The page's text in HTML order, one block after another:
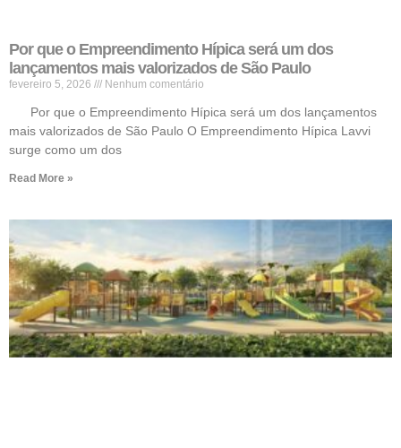
Por que o Empreendimento Hípica será um dos
lançamentos mais valorizados de São Paulo
fevereiro 5, 2026 Nenhum comentário
Por que o Empreendimento Hípica será um dos lançamentos
mais valorizados de São Paulo O Empreendimento Hípica Lavvi
surge como um dos
Read More »